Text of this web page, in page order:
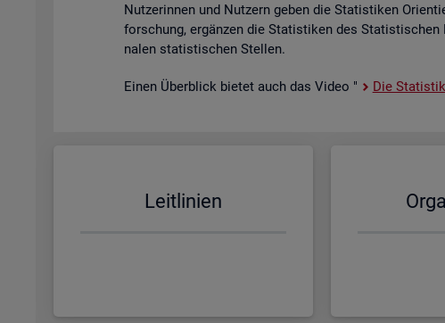
Nut­ze­rin­nen und Nut­zern geben die Sta­tis­ti­ken
for­schung, er­gän­zen die Sta­tis­ti­ken des
na­len sta­tis­ti­schen Stel­len.
Einen Über­blick bie­tet auch das Video " Die
Leit­li­ni­en